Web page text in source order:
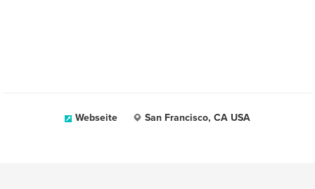
Webseite San Francisco, CA USA